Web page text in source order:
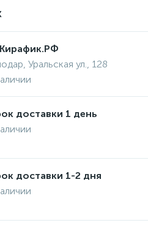
Уральская ул., 128
доставки 1 день
доставки 1-2 дня